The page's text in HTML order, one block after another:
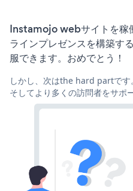
Instamojo webサイトを稼
ラインプレゼンスを構築す
服できます。おめでとう！
しかし、次はthe hard partで
そしてより多くの訪問者をサポ